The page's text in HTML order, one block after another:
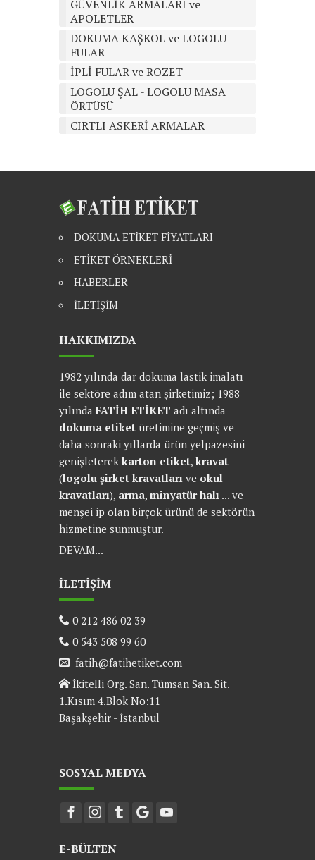
GÜVENLİK ARMALARI ve
APOLETLER
DOKUMA KAŞKOL ve LOGOLU
FULAR
İPLİ FULAR ve ROZET
LOGOLU ŞAL - LOGOLU MASA
ÖRTÜSÜ
CIRTLI ASKERİ ARMALAR
DOKUMA ETİKET FİYATLARI
ETİKET ÖRNEKLERİ
HABERLER
İLETİŞİM
HAKKIMIZDA
1982 yılında dar dokuma lastik imalatı
ile sektöre adım atan şirketimiz; 1988
yılında FATİH ETİKET adı altında
dokuma etiket üretimine geçmiş ve
daha sonraki yıllarda ürün yelpazesini
genişleterek karton etiket, kravat
(logolu şirket kravatları ve okul
kravatları), arma, minyatür halı ... ve
menşei ip olan birçok ürünü de sektörün
hizmetine sunmuştur.
DEVAM...
İLETİŞİM
0 212 486 02 39
0 543 508 99 60
fatih@fatihetiket.com
İkitelli Org. San. Tümsan San. Sit.
1.Kısım 4.Blok No:11
Başakşehir - İstanbul
SOSYAL MEDYA
E-BÜLTEN